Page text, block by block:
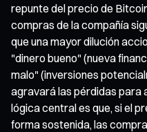
repunte del precio de
compras de la compañía
que una mayor dilución
"dinero bueno" (nueva
malo" (inversiones
agravará las pérdidas para
lógica central es que, si el
forma sostenida, las